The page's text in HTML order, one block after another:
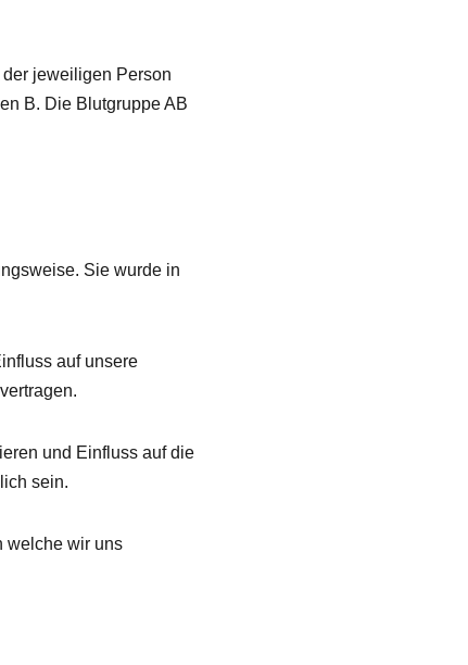
jeweiligen Person
B. Die Blutgruppe AB
Sie wurde in
auf unsere
und Einfluss auf die
sein.
welche wir uns